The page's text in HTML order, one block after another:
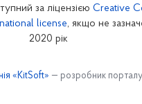
за ліцензією Creative
license, якщо не
2020 рік
«KitSoft» — розробник порталу